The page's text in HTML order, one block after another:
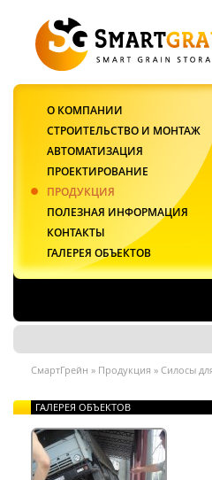
ГАЛЕРЕЯ ОБЪЕКТОВ
СмартГрейн » Продукция » Силосы
О КОМПАНИИ
СТРОИТЕЛЬСТВО И МОНТАЖ
АВТОМАТИЗАЦИЯ
ПРОЕКТИРОВАНИЕ
ПРОДУКЦИЯ
ПОЛЕЗНАЯ ИНФОРМАЦИЯ
КОНТАКТЫ
ГАЛЕРЕЯ ОБЪЕКТОВ